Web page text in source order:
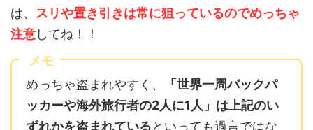
は、 スリや置き引きは常に狙っているのでめっちゃ
注意してね！！
メモ
めっちゃ盗まれやすく、
「世界一周バックパ
ッカーや海外旅行者の2人に1人」は上記のい
ずれかを盗まれているといっても過言ではな